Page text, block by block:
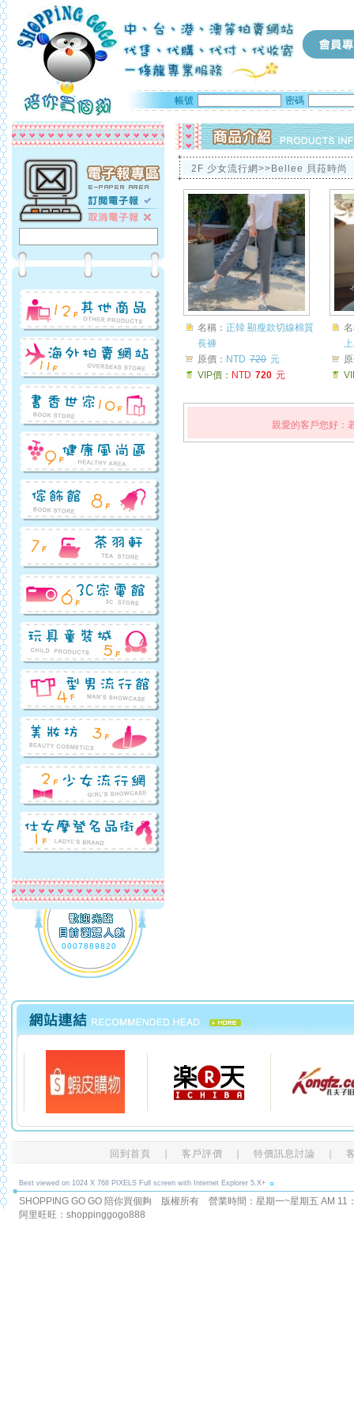
帳號 密碼
0007889820
2F 少女流行網>>Bellee 貝菈時尚
名稱： 正韓 顯瘦款切線棉質
長褲
原價： NTD 720 元
VIP價： NTD 720 元
親愛的客戶您好：
回到首頁 客戶評價 特價訊息討論
Best viewed on 1024 X 768 PIXELS Full screen with Internet Explorer 5.X+
SHOPPING GO GO 陪你買個夠 版權所有 營業時間：星期一~星期五 AM
阿里旺旺：shoppinggogo888